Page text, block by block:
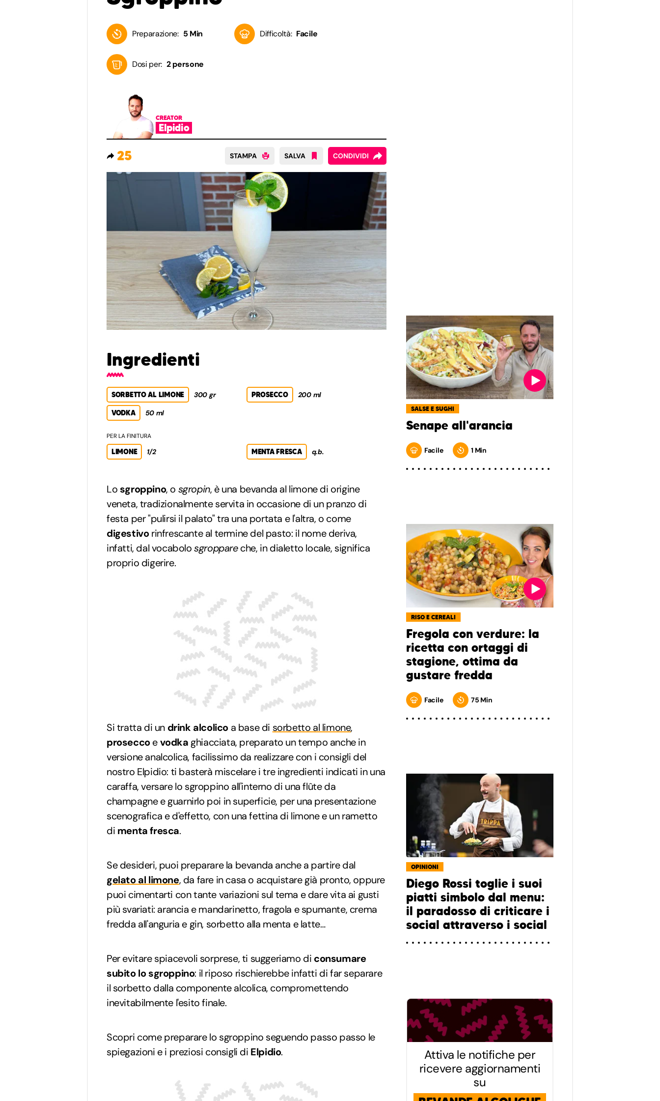
Preparazione: 5 Min Difficoltà: Facile
Dosi per: 2 persone
CREATOR
Elpidio
25 STAMPA SALVA CONDIVIDI
Ingredienti
SORBETTO AL LIMONE 300 gr PROSECCO 200 ml
VODKA 50 ml
PER LA FINITURA
LIMONE 1/2 MENTA FRESCA q.b.
Lo sgroppino, o sgropin, è una bevanda al limone di origine
veneta, tradizionalmente servita in occasione di un pranzo di
festa per "pulirsi il palato" tra una portata e l'altra, o come
digestivorinfrescante al termine del pasto: il nome deriva,
infatti, dal vocabolosgroppareche, in dialetto locale, significa
proprio digerire.
Si tratta di un drink alcolico a base di sorbetto al limone,
proseccoevodka ghiacciata, preparato un tempo anche in
versione analcolica, facilissimo da realizzare con i consigli del
nostro Elpidio: ti basterà miscelare i tre ingredienti indicati in una
caraffa, versare lo sgroppino all'interno di una flûte da
champagne e guarnirlo poi in superficie, per una presentazione
scenografica e d'effetto, con una fettina di limone e un rametto
di menta fresca.
Se desideri, puoi preparare la bevanda anche a partire dal
gelato al limone, da fare in casa o acquistare già pronto, oppure
puoi cimentarti con tante variazioni sul tema e dare vita ai gusti
più svariati: arancia e mandarinetto, fragola e spumante, crema
fredda all'anguria e gin, sorbetto alla menta e latte…
Per evitare spiacevoli sorprese, ti suggeriamo di consumare
subito lo sgroppino: il riposo rischierebbe infatti di far separare
il sorbetto dalla componente alcolica, compromettendo
inevitabilmente l'esito finale.
Scopri come preparare lo sgroppino seguendo passo passo le
spiegazioni e i preziosi consigli di Elpidio.
SALSE E SUGHI
Senape all'arancia
Facile 1 Min
RISO E CEREALI
Fregola con verdure: la
ricetta con ortaggi di
stagione, ottima da
gustare fredda
Facile 75 Min
OPINIONI
Diego Rossi toglie i suoi
piatti simbolo dal menu:
il paradosso di criticare i
social attraverso i social
Attiva le notifiche per
ricevere aggiornamenti
su